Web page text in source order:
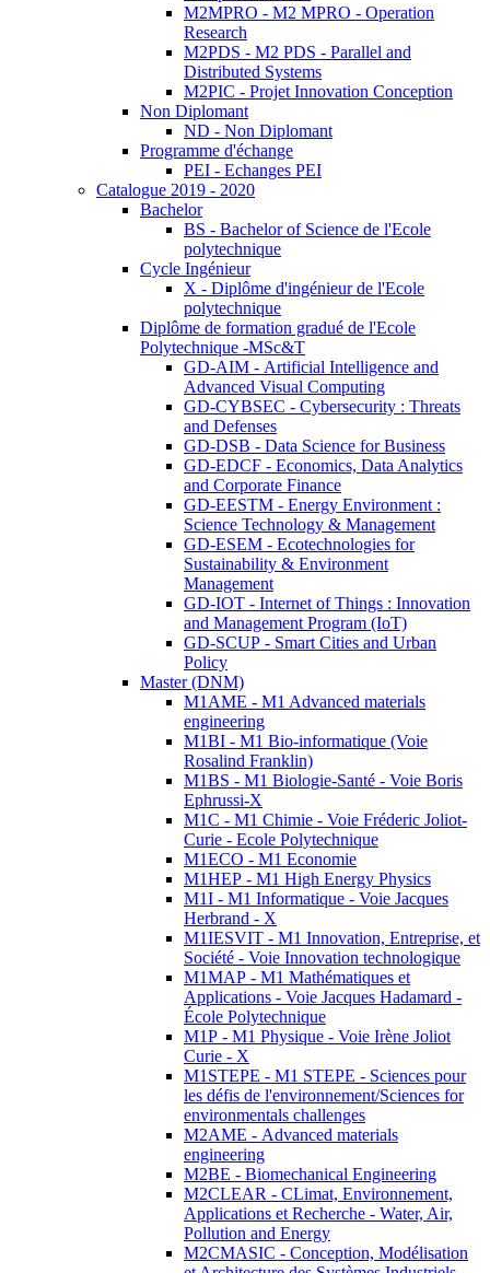
M2MPRO - M2 MPRO - Operation
Research
M2PDS - M2 PDS - Parallel and
Distributed Systems
M2PIC - Projet Innovation Conception
Non Diplomant
ND - Non Diplomant
Programme d'échange
PEI - Echanges PEI
Catalogue 2019 - 2020
Bachelor
BS - Bachelor of Science de l'Ecole
polytechnique
Cycle Ingénieur
X - Diplôme d'ingénieur de l'Ecole
polytechnique
Diplôme de formation gradué de l'Ecole
Polytechnique -MSc&T
GD-AIM - Artificial Intelligence and
Advanced Visual Computing
GD-CYBSEC - Cybersecurity : Threats
and Defenses
GD-DSB - Data Science for Business
GD-EDCF - Economics, Data Analytics
and Corporate Finance
GD-EESTM - Energy Environment :
Science Technology & Management
GD-ESEM - Ecotechnologies for
Sustainability & Environment
Management
GD-IOT - Internet of Things : Innovation
and Management Program (IoT)
GD-SCUP - Smart Cities and Urban
Policy
Master (DNM)
M1AME - M1 Advanced materials
engineering
M1BI - M1 Bio-informatique (Voie
Rosalind Franklin)
M1BS - M1 Biologie-Santé - Voie Boris
Ephrussi-X
M1C - M1 Chimie - Voie Fréderic Joliot-
Curie - Ecole Polytechnique
M1ECO - M1 Economie
M1HEP - M1 High Energy Physics
M1I - M1 Informatique - Voie Jacques
Herbrand - X
M1IESVIT - M1 Innovation, Entreprise, et
Société - Voie Innovation technologique
M1MAP - M1 Mathématiques et
Applications - Voie Jacques Hadamard -
École Polytechnique
M1P - M1 Physique - Voie Irène Joliot
Curie - X
M1STEPE - M1 STEPE - Sciences pour
les défis de l'environnement/Sciences for
environmentals challenges
M2AME - Advanced materials
engineering
M2BE - Biomechanical Engineering
M2CLEAR - CLimat, Environnement,
Applications et Recherche - Water, Air,
Pollution and Energy
M2CMASIC - Conception, Modélisation